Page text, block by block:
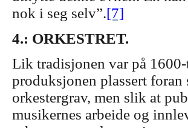
nok i seg selv”.[7]
4.: ORKESTRET.
Lik tradisjonen var på
produksjonen plassert
orkestergrav, men slik at
musikernes arbeide og